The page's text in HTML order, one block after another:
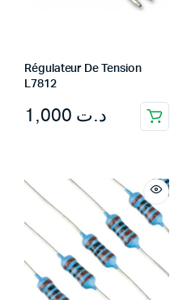
Régulateur De Tension
L7812
د.ت